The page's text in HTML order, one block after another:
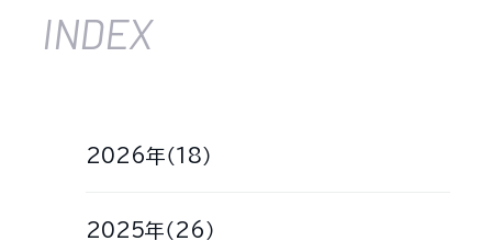
INDEX
2026年（18）
2025年（26）